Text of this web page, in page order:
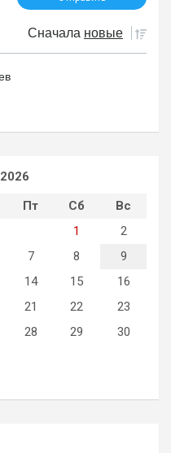
Сначала новые
Пт Сб
Вс
1
2
7 8
9
14 15
16
21 22
23
28 29
30